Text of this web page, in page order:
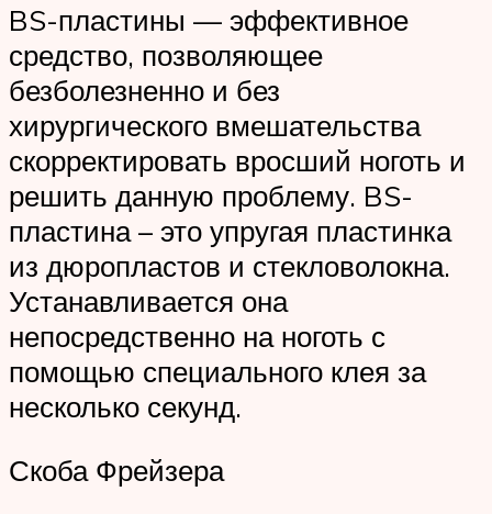
BS-пластины — эффективное
средство, позволяющее
безболезненно и без
хирургического вмешательства
скорректировать вросший ноготь и
решить данную проблему. BS-
пластина – это упругая пластинка
из дюропластов и стекловолокна.
Устанавливается она
непосредственно на ноготь с
помощью специального клея за
несколько секунд.
Скоба Фрейзера